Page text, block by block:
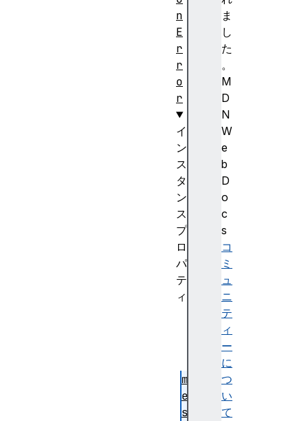
ま
し
た
。
M
D
N
W
e
b
D
o
c
s
コ
ミ
ュ
ニ
テ
ィ
ー
に
つ
い
て
n
E
r
r
o
r
イ
ン
ス
タ
ン
ス
プ
ロ
パ
テ
ィ
m
e
s